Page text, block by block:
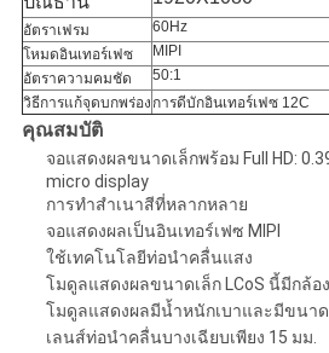
อัตราเฟรม
60Hz
โหมดอินเทอร์เฟซ
MIPI
อัตราความคมชัด
50:1
วิธีการแก้จุดบกพร่อง การดีบักอินเทอร์เฟซ 12C
คุณสมบัติ
จอแสดงผลขนาดเล็กพร้อม Full HD:
micro display
การทำสำเนาสีที่หลากหลาย
จอแสดงผลเป็นอินเทอร์เฟซ MIPI
ใช้เทคโนโลยีท่อนำคลื่นแสง
โมดูลแสดงผลขนาดเล็ก LCoS นี้มีกล้อ
โมดูลแสดงผลมีน้ำหนักเบาและมีขนาด
เลนส์ท่อนำคลื่นบางเฉียบเพียง 15 มม.